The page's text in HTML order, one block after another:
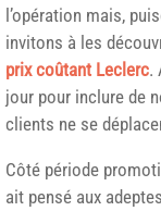
l’opération mais,
invitons à les
prix coûtant Leclerc.
jour pour inclure de
clients ne se
Côté période
ait pensé aux